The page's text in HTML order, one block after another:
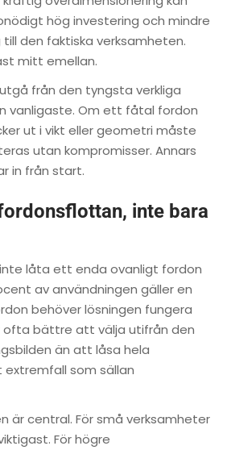
hög investering och mindre
den faktiska verksamheten.
mitt emellan.
från den tyngsta verkliga
vanligaste. Om ett fåtal fordon
ut i vikt eller geometri måste
utan kompromisser. Annars
in från start.
inte bara
låta ett enda ovanligt fordon
av användningen gäller en
behöver lösningen fungera
ofta bättre att välja utifrån den
än att låsa hela
som sällan
är central. För små verksamheter
För högre